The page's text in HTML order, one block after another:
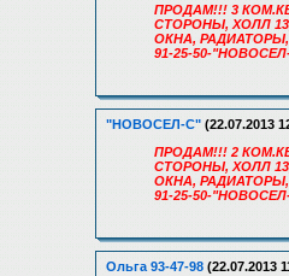
ПРОДАМ!!! 3
СТОРОНЫ, ХОЛЛ
ОКНА,
91-25-50-
"НОВОСЕЛ-С" (22.07.2013
ПРОДАМ!!! 2
СТОРОНЫ, ХОЛЛ
ОКНА,
91-25-50-
Ольга 93-47-98 (22.07.2013